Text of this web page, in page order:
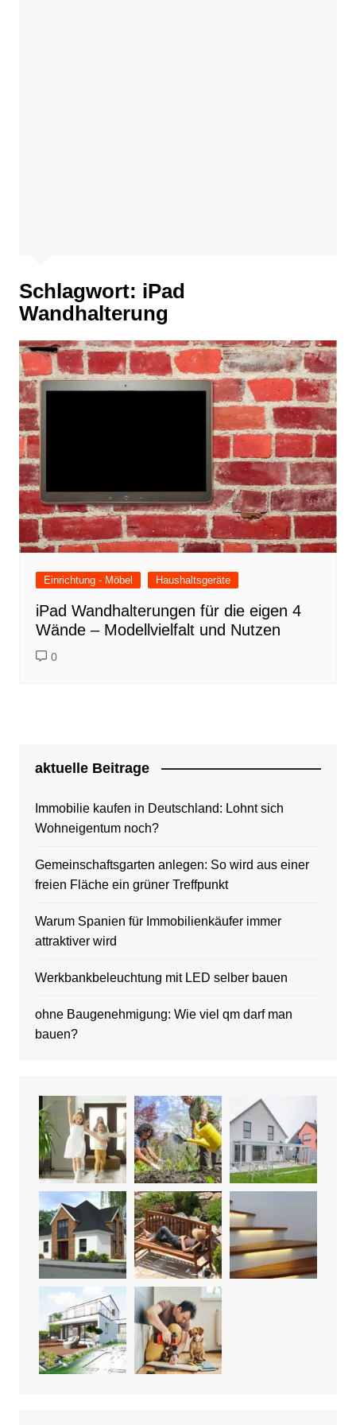
Schlagwort: iPad
Wandhalterung
Einrichtung - Möbel Haushaltsgeräte
iPad Wandhalterungen für die eigen 4
Wände – Modellvielfalt und Nutzen
0
aktuelle Beitrage
Immobilie kaufen in Deutschland: Lohnt sich
Wohneigentum noch?
Gemeinschaftsgarten anlegen: So wird aus einer
freien Fläche ein grüner Treffpunkt
Warum Spanien für Immobilienkäufer immer
attraktiver wird
Werkbankbeleuchtung mit LED selber bauen
ohne Baugenehmigung: Wie viel qm darf man
bauen?